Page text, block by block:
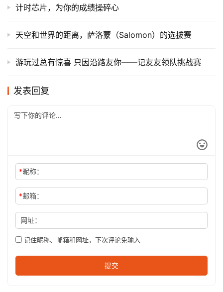
计时芯片，为你的成绩操碎心
天空和世界的距离，萨洛蒙（Salomon）的选拔赛
游玩过总有惊喜 只因沿路友你——记友友领队挑战赛
发表回复
*昵称：
*邮箱：
网址：
记住昵称、邮箱和网址，下次评论免输入
提交